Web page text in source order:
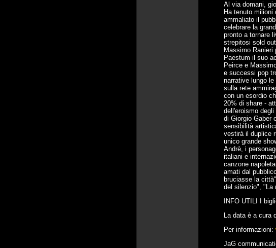
Al via domani,
Ha tenuto
ammaliato il
celebrare la
pronto a tornare
strepitosi sold
Massimo Ranieri
Paestum il suo
Peirce e
e successi pop
narrative lungo
sulla rete
con un esordio
20% di share -
dell'eroismo
di Giorgio Gaber
sensibilità
vestirà il duplice
unico grande
Andrè, i
italiani e
canzone
amati dal
bruciasse la
del silenzio", "La
INFO UTILI I
La data è a cura
Per informazioni:
JaG